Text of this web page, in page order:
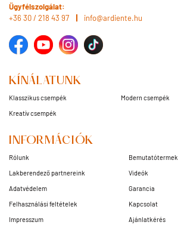
Ügyfélszolgálat:
+36 30 / 218 43 97
info@ardiente.hu
KÍNÁLATUNK
Klasszikus csempék
Modern csempék
Kreatív csempék
INFORMÁCIÓK
Rólunk
Bemutatótermek
Lakberendező partnereink
Videók
Adatvédelem
Garancia
Felhasználási feltételek
Kapcsolat
Impresszum
Ajánlatkérés